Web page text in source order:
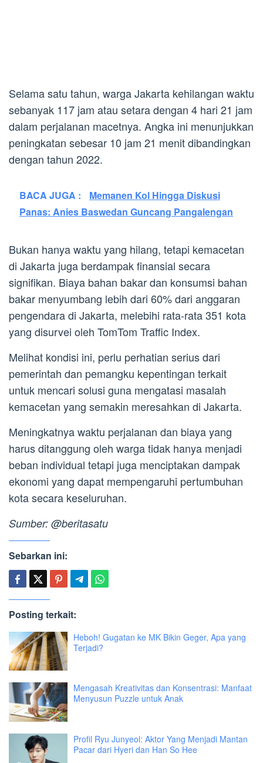
Selama satu tahun, warga Jakarta kehilangan waktu
sebanyak 117 jam atau setara dengan 4 hari 21 jam
dalam perjalanan macetnya. Angka ini menunjukkan
peningkatan sebesar 10 jam 21 menit dibandingkan
dengan tahun 2022.
BACA JUGA :
Memanen Kol Hingga Diskusi
Panas: Anies Baswedan Guncang Pangalengan
Bukan hanya waktu yang hilang, tetapi kemacetan
di Jakarta juga berdampak finansial secara
signifikan. Biaya bahan bakar dan konsumsi bahan
bakar menyumbang lebih dari 60% dari anggaran
pengendara di Jakarta, melebihi rata-rata 351 kota
yang disurvei oleh TomTom Traffic Index.
Melihat kondisi ini, perlu perhatian serius dari
pemerintah dan pemangku kepentingan terkait
untuk mencari solusi guna mengatasi masalah
kemacetan yang semakin meresahkan di Jakarta.
Meningkatnya waktu perjalanan dan biaya yang
harus ditanggung oleh warga tidak hanya menjadi
beban individual tetapi juga menciptakan dampak
ekonomi yang dapat mempengaruhi pertumbuhan
kota secara keseluruhan.
Sumber: @beritasatu
Sebarkan ini:
Posting terkait:
Heboh! Gugatan ke MK Bikin Geger, Apa yang
Terjadi?
Mengasah Kreativitas dan Konsentrasi: Manfaat
Menyusun Puzzle untuk Anak
Profil Ryu Junyeol: Aktor Yang Menjadi Mantan
Pacar dari Hyeri dan Han So Hee